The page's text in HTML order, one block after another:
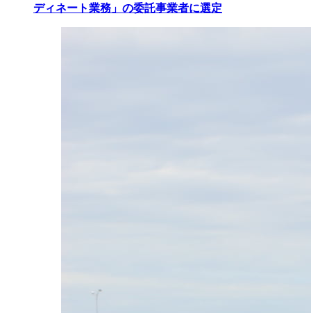
ディネート業務」の委託事業者に選定